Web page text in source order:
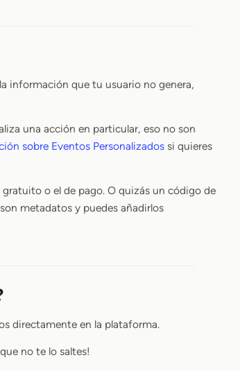
información que tu usuario no genera,
una acción en particular, eso no son
sobre Eventos Personalizados si quieres
o el de pago. O quizás un código de
metadatos y puedes añadirlos
directamente en la plataforma.
no te lo saltes!